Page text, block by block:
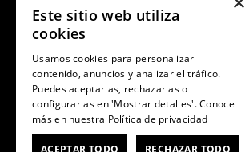
@Contáctanos
Servicio al Consumidor
Centro de Ayuda
Tiendas
Retiro en Tienda
Giftcard
Contáctanos
Legal
Política de Privacidad
Término y Condiciones
Política de Despachos
Cambios, Retracto y Garantía
Cuenta
Mi Cuenta
Sigue tu compra
Este sitio web utiliza
cookies
Usamos cookies para personalizar
contenido, anuncios y analizar el tráfico.
Puedes aceptarlas, rechazarlas o
configurarlas en 'Mostrar detalles'. Conoce
más en nuestra Política de privacidad
ACEPTAR TODO RECHAZAR TODO